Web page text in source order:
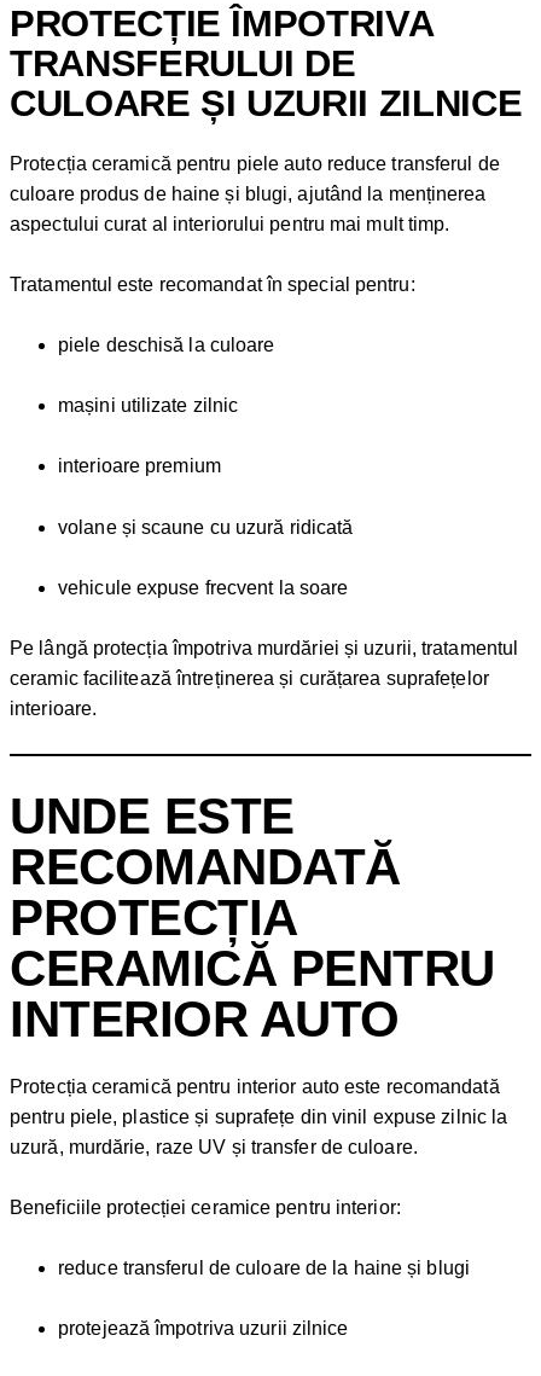
PROTECȚIE ÎMPOTRIVA
TRANSFERULUI DE
CULOARE ȘI UZURII ZILNICE
Protecția ceramică pentru piele auto reduce transferul de
culoare produs de haine și blugi, ajutând la menținerea
aspectului curat al interiorului pentru mai mult timp.
Tratamentul este recomandat în special pentru:
piele deschisă la culoare
mașini utilizate zilnic
interioare premium
volane și scaune cu uzură ridicată
vehicule expuse frecvent la soare
Pe lângă protecția împotriva murdăriei și uzurii, tratamentul
ceramic facilitează întreținerea și curățarea suprafețelor
interioare.
UNDE ESTE
RECOMANDATĂ
PROTECȚIA
CERAMICĂ PENTRU
INTERIOR AUTO
Protecția ceramică pentru interior auto este recomandată
pentru piele, plastice și suprafețe din vinil expuse zilnic la
uzură, murdărie, raze UV și transfer de culoare.
Beneficiile protecției ceramice pentru interior:
reduce transferul de culoare de la haine și blugi
protejează împotriva uzurii zilnice